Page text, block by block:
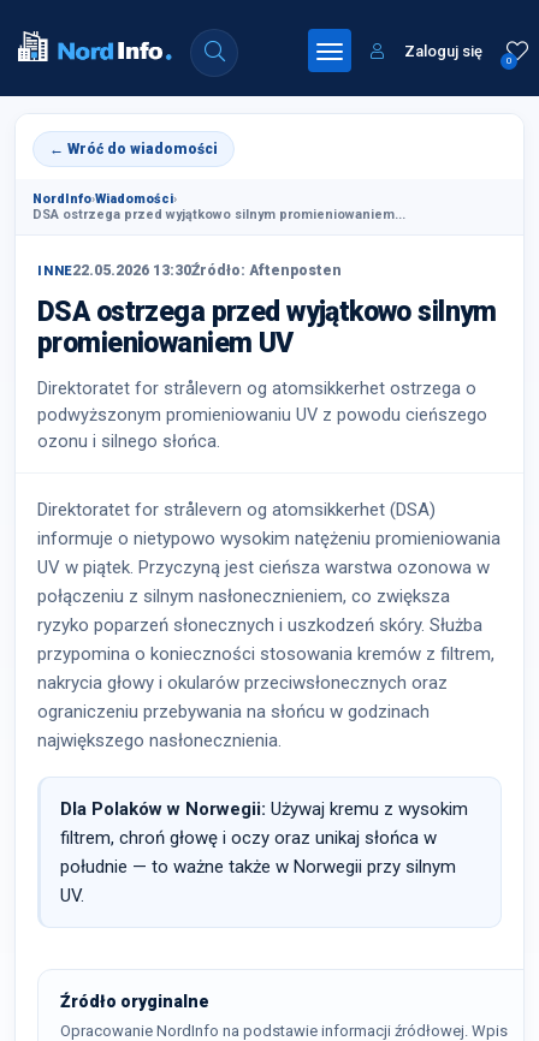
0
Zaloguj się
← Wróć do wiadomości
NordInfo›Wiadomości›
DSA ostrzega przed wyjątkowo silnym promieniowaniem...
INNE22.05.2026 13:30Źródło: Aftenposten
DSA ostrzega przed wyjątkowo silnym
promieniowaniem UV
Direktoratet for strålevern og atomsikkerhet ostrzega o
podwyższonym promieniowaniu UV z powodu cieńszego
ozonu i silnego słońca.
Direktoratet for strålevern og atomsikkerhet (DSA)
informuje o nietypowo wysokim natężeniu promieniowania
UV w piątek. Przyczyną jest cieńsza warstwa ozonowa w
połączeniu z silnym nasłonecznieniem, co zwiększa
ryzyko poparzeń słonecznych i uszkodzeń skóry. Służba
przypomina o konieczności stosowania kremów z filtrem,
nakrycia głowy i okularów przeciwsłonecznych oraz
ograniczeniu przebywania na słońcu w godzinach
największego nasłonecznienia.
Dla Polaków w Norwegii: Używaj kremu z wysokim
filtrem, chroń głowę i oczy oraz unikaj słońca w
południe — to ważne także w Norwegii przy silnym
UV.
Źródło oryginalne
Opracowanie NordInfo na podstawie informacji źródłowej. Wpis